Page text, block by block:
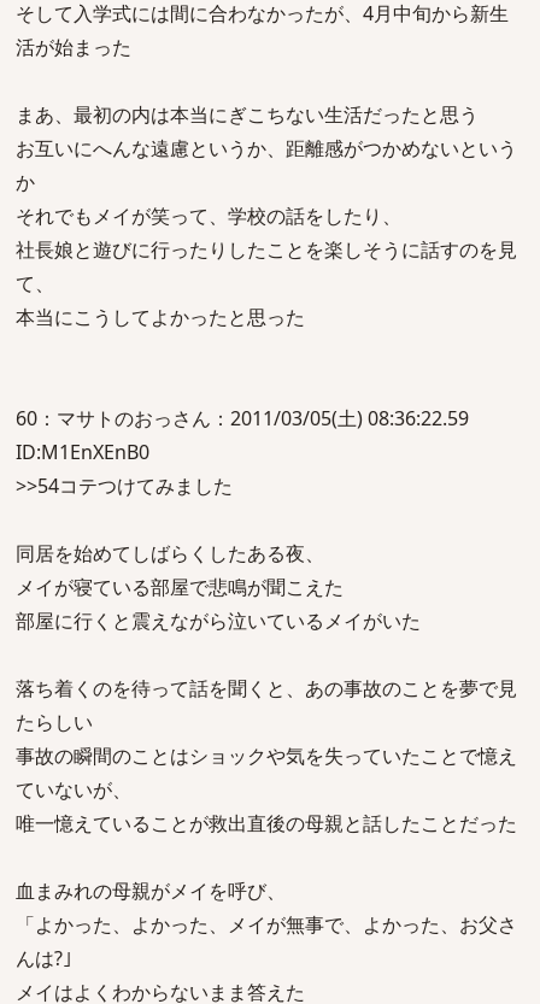
そして入学式には間に合わなかったが、4月中旬から新生
活が始まった
まあ、最初の内は本当にぎこちない生活だったと思う
お互いにへんな遠慮というか、距離感がつかめないという
か
それでもメイが笑って、学校の話をしたり、
社長娘と遊びに行ったりしたことを楽しそうに話すのを見
て、
本当にこうしてよかったと思った
60：マサトのおっさん：2011/03/05(土) 08:36:22.59
ID:M1EnXEnB0
>>54コテつけてみました
同居を始めてしばらくしたある夜、
メイが寝ている部屋で悲鳴が聞こえた
部屋に行くと震えながら泣いているメイがいた
落ち着くのを待って話を聞くと、あの事故のことを夢で見
たらしい
事故の瞬間のことはショックや気を失っていたことで憶え
ていないが、
唯一憶えていることが救出直後の母親と話したことだった
血まみれの母親がメイを呼び、
「よかった、よかった、メイが無事で、よかった、お父さ
んは?｣
メイはよくわからないまま答えた